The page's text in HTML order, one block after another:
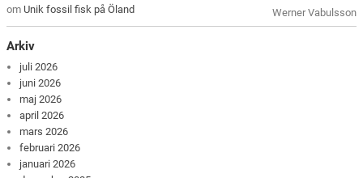
Werner Vabulsson
om Unik fossil fisk på Öland
Arkiv
juli 2026
juni 2026
maj 2026
april 2026
mars 2026
februari 2026
januari 2026